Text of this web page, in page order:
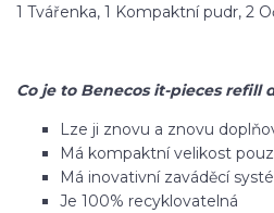
1 Tvářenka, 1 Kompaktní pudr, 2
Co je to Benecos it-pieces refill
Lze ji znovu a znovu
Má kompaktní velikost
Má inovativní zaváděcí
Je 100% recyklovatelná